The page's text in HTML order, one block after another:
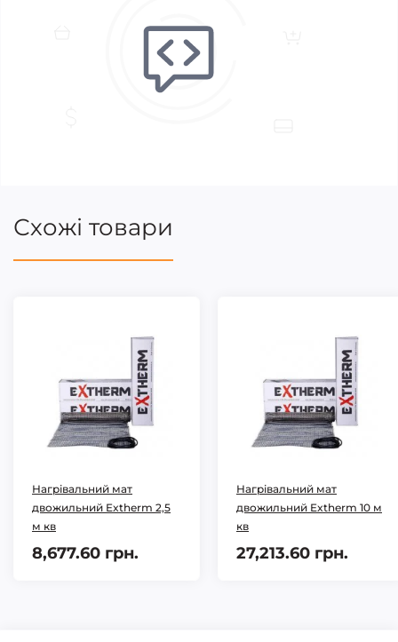
Схожі товари
Нагрівальний мат
двожильний Extherm 2,5
м кв
8,677.60 грн.
Нагрівальний мат
двожильний Extherm 10 м
кв
27,213.60 грн.